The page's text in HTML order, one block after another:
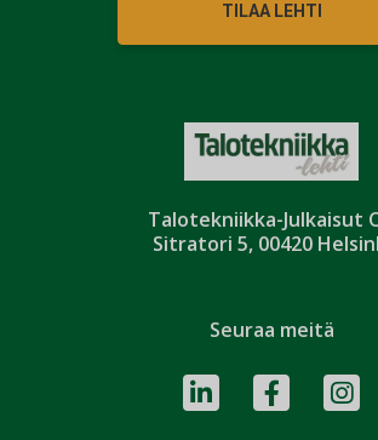
Talotekniikka-Julkaisut
Sitratori 5, 00420
TILAA LEHTI
Seuraa meitä